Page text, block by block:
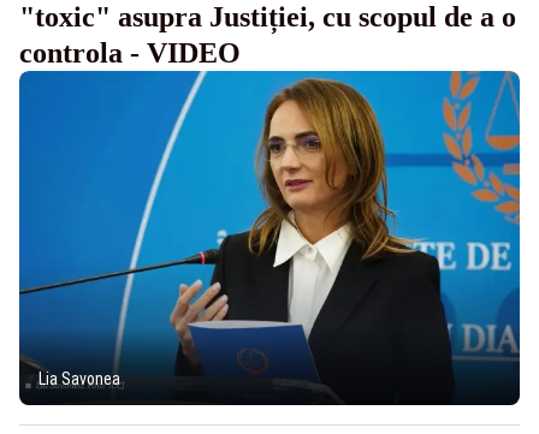
"toxic" asupra Justiției, cu scopul de a o
controla - VIDEO
Lia Savonea